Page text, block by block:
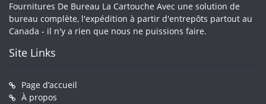
Fournitures De Bureau La Cartouche Avec une solution de
bureau complète, l'expédition à partir d'entrepôts partout au
Canada - il n'y a rien que nous ne puissions faire.
Site Links
Page d’accueil
À propos